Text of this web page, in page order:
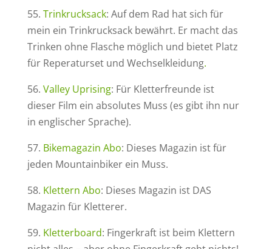
55. Trinkrucksack: Auf dem Rad hat sich für
mein ein Trinkrucksack bewährt. Er macht das
Trinken ohne Flasche möglich und bietet Platz
für Reperaturset und Wechselkleidung.
56. Valley Uprising: Für Kletterfreunde ist
dieser Film ein absolutes Muss (es gibt ihn nur
in englischer Sprache).
57. Bikemagazin Abo: Dieses Magazin ist für
jeden Mountainbiker ein Muss.
58. Klettern Abo: Dieses Magazin ist DAS
Magazin für Kletterer.
59. Kletterboard: Fingerkraft ist beim Klettern